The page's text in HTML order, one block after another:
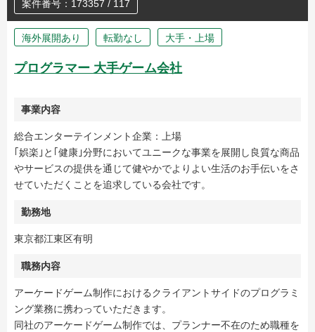
案件番号：173357 / 117
海外展開あり 転勤なし 大手・上場
プログラマー 大手ゲーム会社
事業内容
総合エンターテインメント企業：上場
｢娯楽｣と｢健康｣分野においてユニークな事業を展開し良質な商品
やサービスの提供を通じて健やかでよりよい生活のお手伝いをさ
せていただくことを追求している会社です。
勤務地
東京都江東区有明
職務内容
アーケードゲーム制作におけるクライアントサイドのプログラミ
ング業務に携わっていただきます。
同社のアーケードゲーム制作では、プランナー不在のため職種を